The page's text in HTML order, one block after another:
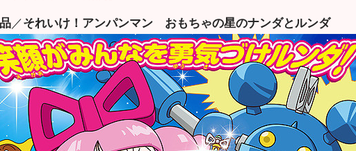
／それいけ！アンパンマン おもちゃの星のナンダとルンダ